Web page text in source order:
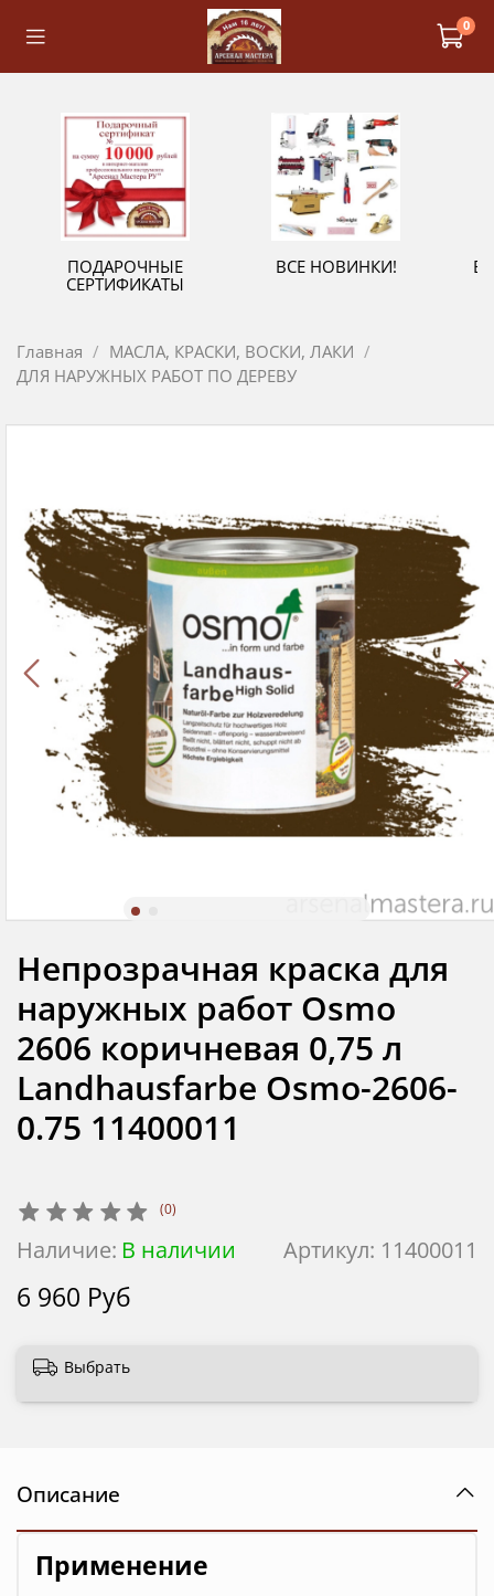
0
ПОДАРОЧНЫЕ
СЕРТИФИКАТЫ
ВСЕ НОВИНКИ!
Главная
МАСЛА, КРАСКИ, ВОСКИ, ЛАКИ
ДЛЯ НАРУЖНЫХ РАБОТ ПО ДЕРЕВУ
(0)
Артикул: 11400011
Наличие: В наличии
Непрозрачная краска для
наружных работ Osmo
2606 коричневая 0,75 л
Landhausfarbe Osmo-2606-
0.75 11400011
6 960 Руб
Выбрать
Описание
Применение